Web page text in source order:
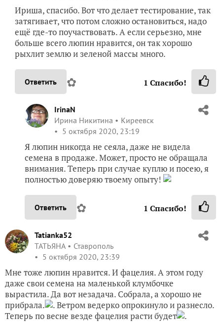
Ириша, спасибо. Вот что делает тестирование, так
затягивает, что потом сложно остановиться, надо
ещё где-то поучаствовать. А если серьезно, мне
больше всего люпин нравится, он так хорошо
рыхлит землю и зеленой массы много.
Ответить ✿ 1 Спасибо!
IrinaN
Ирина Никитина
Киреевск
5 октября 2020, 23:19
Я люпин никогда не сеяла, даже не видела
семена в продаже. Может, просто не обращала
внимания. Теперь при случае куплю и посею, я
полностью доверяю твоему опыту!
Ответить ✿ 1 Спасибо!
Tatianka52
ТАТЬЯНА
Ставрополь
5 октября 2020, 23:39
Мне тоже люпин нравится. И фацелия. А этом году
даже свои семена на маленькой клумбочке
вырастила. Да вот незадача. Собрала, а хорошо не
прибрала.
. Ветром ведерко опрокинуло и разнесло.
Теперь по весне везде фацелия расти будет
.